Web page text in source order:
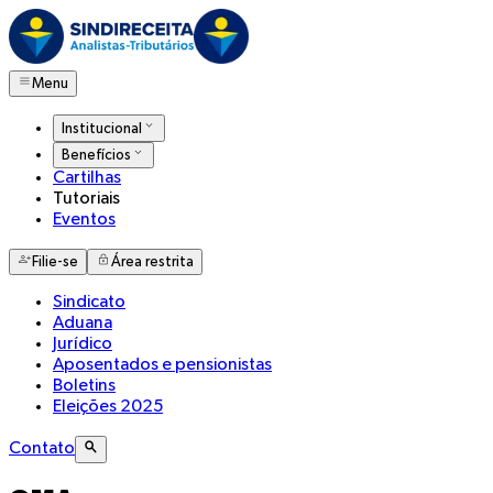
Menu
Institucional
Benefícios
Cartilhas
Tutoriais
Eventos
Filie-se Área restrita
Sindicato
Aduana
Jurídico
Aposentados e pensionistas
Boletins
Eleições 2025
Contato